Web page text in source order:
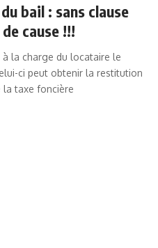
bail : sans clause
cause !!!
à la charge du locataire le
ci peut obtenir la restitution
la taxe foncière